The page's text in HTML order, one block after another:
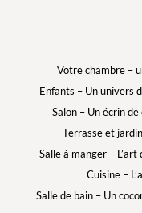
Votre chambre –
Enfants – Un univers
Salon – Un écrin
Terrasse et
Salle à manger –
Cuisine –
Salle de bain – Un